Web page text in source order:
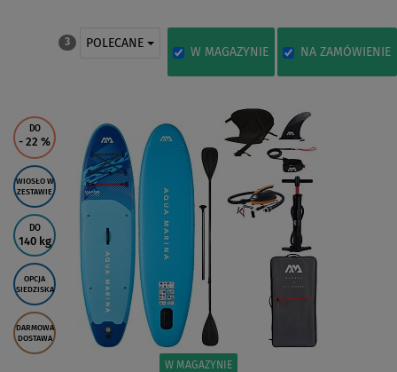
3 POLECANE
W MAGAZYNIE NA ZAMÓWIENIE
DO
- 22 %
WIOSŁO W
ZESTAWIE
DO
140 kg
OPCJA
SIEDZISKA
DARMOWA
DOSTAWA
W MAGAZYNIE